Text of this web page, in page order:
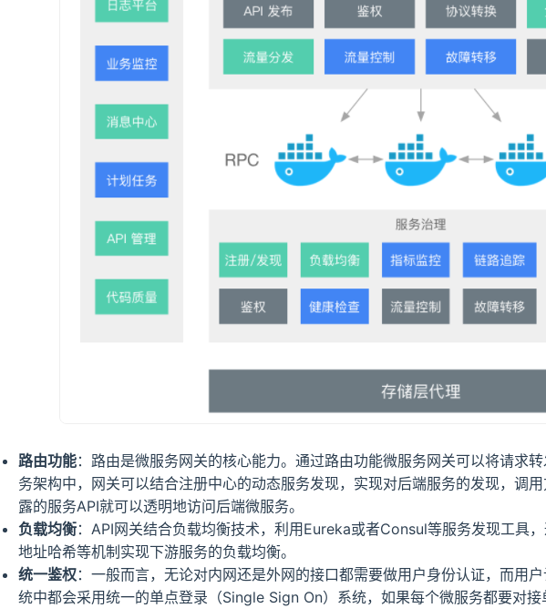
路由功能：路由是微服务网关的核心能力。通过路由功能微服务网关可以将请求
务架构中，网关可以结合注册中心的动态服务发现，实现对后端服务的发现，调
露的服务API就可以透明地访问后端微服务。
负载均衡：API网关结合负载均衡技术，利用Eureka或者Consul等服务发现工具
地址哈希等机制实现下游服务的负载均衡。
统一鉴权：一般而言，无论对内网还是外网的接口都需要做用户身份认证，而用
统中都会采用统一的单点登录（Single Sign On）系统，如果每个微服务都要对